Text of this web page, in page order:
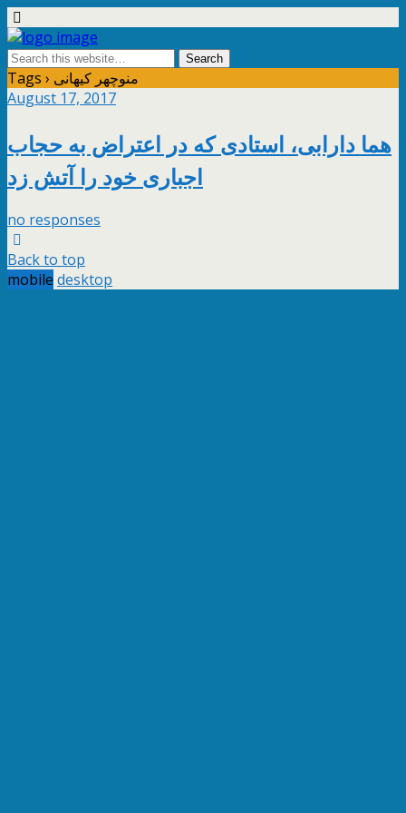
Tags › منوچهر کیهانی
August 17, 2017
هما دارابی، استادی که در اعتراض به حجاب
اجباری خود را آتش زد
no responses
Back to top
mobile desktop